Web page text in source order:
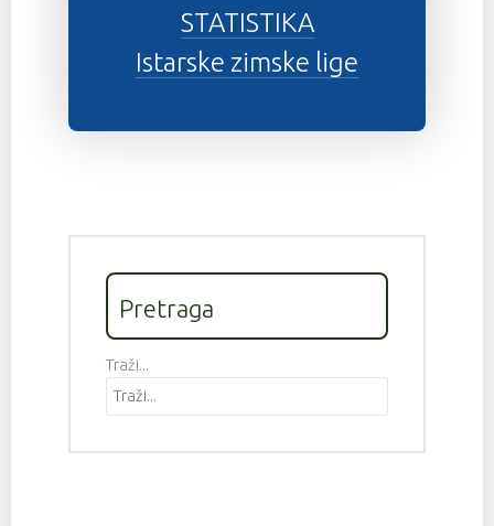
STATISTIKA
Istarske zimske lige
Pretraga
Traži...